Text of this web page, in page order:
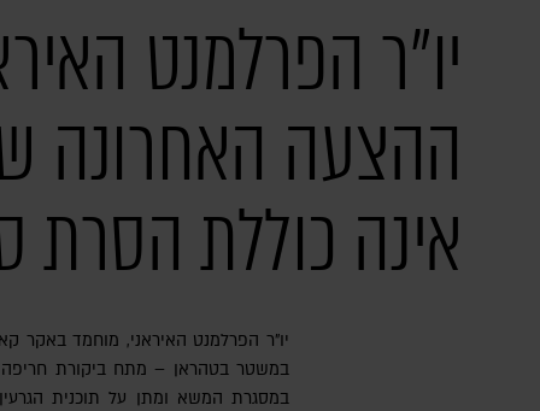
יו"ר הפרלמנט
ההצעה האחרונה
אינה כוללת הסרת
יו"ר הפרלמנט האיראני, מוחמד באקר קאליבאף – אחת הדמויות המרכזיות
במשטר בטהראן – מתח ביקורת
במסגרת המשא ומתן על תוכנית